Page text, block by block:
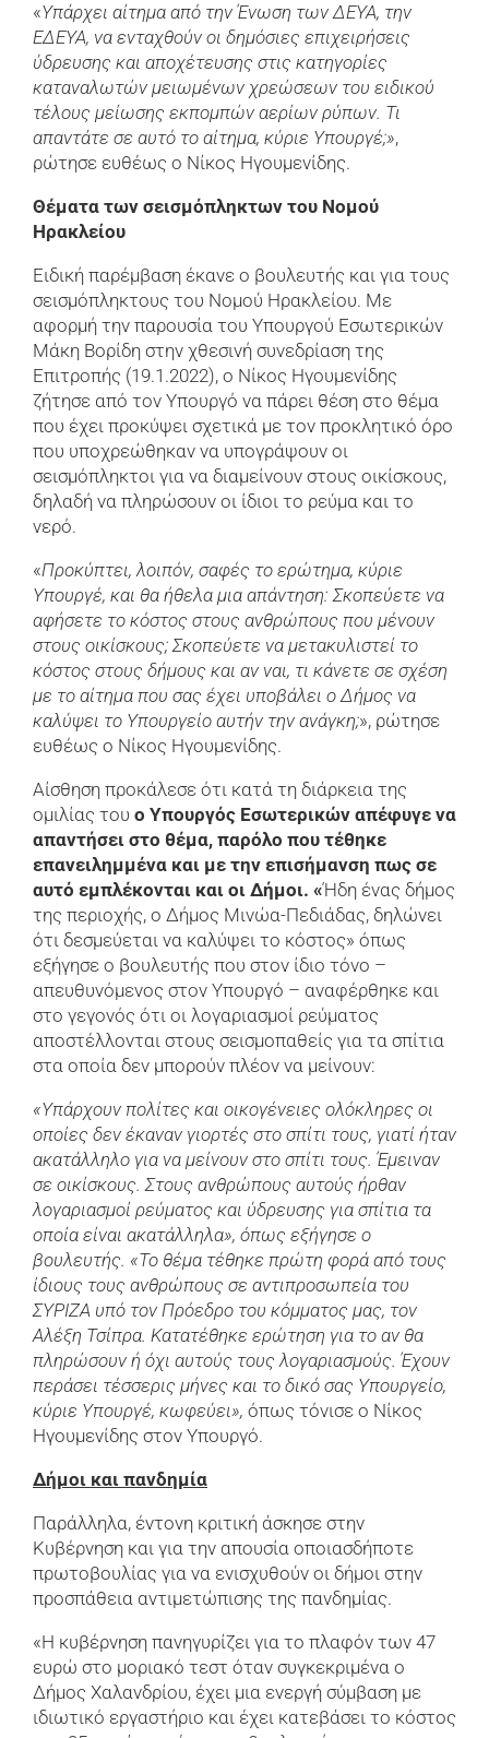
«Υπάρχει αίτημα από την Ένωση των ΔΕΥΑ, την
ΕΔΕΥΑ, να ενταχθούν οι δημόσιες επιχειρήσεις
ύδρευσης και αποχέτευσης στις κατηγορίες
καταναλωτών μειωμένων χρεώσεων του ειδικού
τέλους μείωσης εκπομπών αερίων ρύπων. Τι
απαντάτε σε αυτό το αίτημα, κύριε Υπουργέ;»,
ρώτησε ευθέως ο Νίκος Ηγουμενίδης.
Θέματα των σεισμόπληκτων του Νομού
Ηρακλείου
Ειδική παρέμβαση έκανε ο βουλευτής και για τους
σεισμόπληκτους του Νομού Ηρακλείου. Με
αφορμή την παρουσία του Υπουργού Εσωτερικών
Μάκη Βορίδη στην χθεσινή συνεδρίαση της
Επιτροπής (19.1.2022), ο Νίκος Ηγουμενίδης
ζήτησε από τον Υπουργό να πάρει θέση στο θέμα
που έχει προκύψει σχετικά με τον προκλητικό όρο
που υποχρεώθηκαν να υπογράψουν οι
σεισμόπληκτοι για να διαμείνουν στους οικίσκους,
δηλαδή να πληρώσουν οι ίδιοι το ρεύμα και το
νερό.
«Προκύπτει, λοιπόν, σαφές το ερώτημα, κύριε
Υπουργέ, και θα ήθελα μια απάντηση: Σκοπεύετε να
αφήσετε το κόστος στους ανθρώπους που μένουν
στους οικίσκους; Σκοπεύετε να μετακυλιστεί το
κόστος στους δήμους και αν ναι, τι κάνετε σε σχέση
με το αίτημα που σας έχει υποβάλει ο Δήμος να
καλύψει το Υπουργείο αυτήν την ανάγκη;», ρώτησε
ευθέως ο Νίκος Ηγουμενίδης.
Αίσθηση προκάλεσε ότι κατά τη διάρκεια της
ομιλίας του ο Υπουργός Εσωτερικών απέφυγε να
απαντήσει στο θέμα, παρόλο που τέθηκε
επανειλημμένα και με την επισήμανση πως σε
αυτό εμπλέκονται και οι Δήμοι. «Ήδη ένας δήμος
της περιοχής, ο Δήμος Μινώα-Πεδιάδας, δηλώνει
ότι δεσμεύεται να καλύψει το κόστος» όπως
εξήγησε ο βουλευτής που στον ίδιο τόνο –
απευθυνόμενος στον Υπουργό – αναφέρθηκε και
στο γεγονός ότι οι λογαριασμοί ρεύματος
αποστέλλονται στους σεισμοπαθείς για τα σπίτια
στα οποία δεν μπορούν πλέον να μείνουν:
«Υπάρχουν πολίτες και οικογένειες ολόκληρες οι
οποίες δεν έκαναν γιορτές στο σπίτι τους, γιατί ήταν
ακατάλληλο για να μείνουν στο σπίτι τους. Έμειναν
σε οικίσκους. Στους ανθρώπους αυτούς ήρθαν
λογαριασμοί ρεύματος και ύδρευσης για σπίτια τα
οποία είναι ακατάλληλα», όπως εξήγησε ο
βουλευτής. «Το θέμα τέθηκε πρώτη φορά από τους
ίδιους τους ανθρώπους σε αντιπροσωπεία του
ΣΥΡΙΖΑ υπό τον Πρόεδρο του κόμματος μας, τον
Αλέξη Τσίπρα. Κατατέθηκε ερώτηση για το αν θα
πληρώσουν ή όχι αυτούς τους λογαριασμούς. Έχουν
περάσει τέσσερις μήνες και το δικό σας Υπουργείο,
κύριε Υπουργέ, κωφεύει», όπως τόνισε ο Νίκος
Ηγουμενίδης στον Υπουργό.
Δήμοι και πανδημία
Παράλληλα, έντονη κριτική άσκησε στην
Κυβέρνηση και για την απουσία οποιασδήποτε
πρωτοβουλίας για να ενισχυθούν οι δήμοι στην
προσπάθεια αντιμετώπισης της πανδημίας.
«Η κυβέρνηση πανηγυρίζει για το πλαφόν των 47
ευρώ στο μοριακό τεστ όταν συγκεκριμένα ο
Δήμος Χαλανδρίου, έχει μια ενεργή σύμβαση με
ιδιωτικό εργαστήριο και έχει κατεβάσει το κόστος